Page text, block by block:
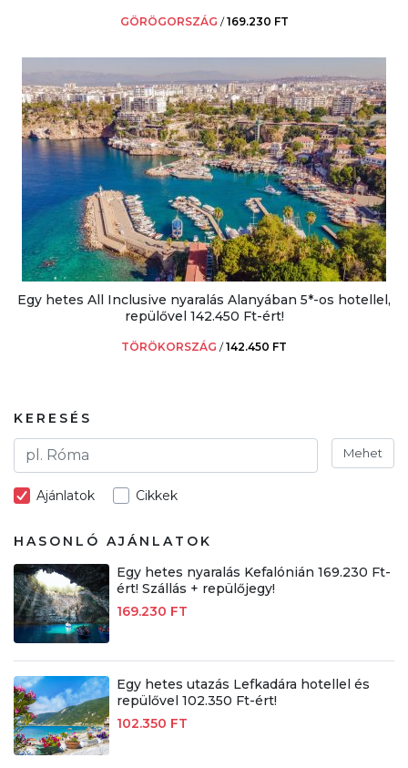
GÖRÖGORSZÁG /169.230 FT
Egy hetes All Inclusive nyaralás Alanyában 5*-os hotellel,
repülővel 142.450 Ft-ért!
TÖRÖKORSZÁG /142.450 FT
KERESÉS
Mehet
Ajánlatok Cikkek
HASONLÓ AJÁNLATOK
Egy hetes nyaralás Kefalónián 169.230 Ft-
ért! Szállás + repülőjegy!
169.230 FT
Egy hetes utazás Lefkadára hotellel és
repülővel 102.350 Ft-ért!
102.350 FT